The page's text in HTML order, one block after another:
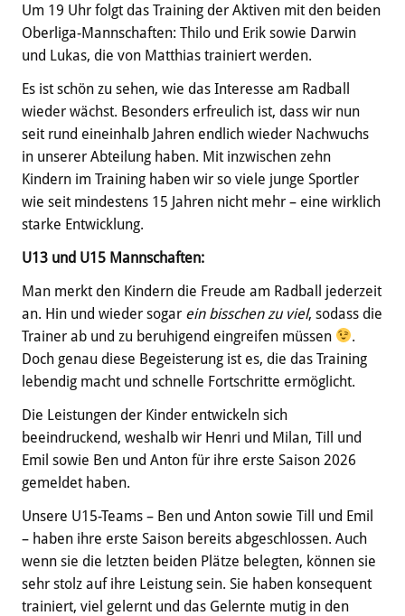
Um 19 Uhr folgt das Training der Aktiven mit den beiden
Oberliga-Mannschaften: Thilo und Erik sowie Darwin
und Lukas, die von Matthias trainiert werden.
Es ist schön zu sehen, wie das Interesse am Radball
wieder wächst. Besonders erfreulich ist, dass wir nun
seit rund eineinhalb Jahren endlich wieder Nachwuchs
in unserer Abteilung haben. Mit inzwischen zehn
Kindern im Training haben wir so viele junge Sportler
wie seit mindestens 15 Jahren nicht mehr – eine wirklich
starke Entwicklung.
U13 und U15 Mannschaften:
Man merkt den Kindern die Freude am Radball jederzeit
an. Hin und wieder sogar ein bisschen zu viel, sodass die
Trainer ab und zu beruhigend eingreifen müssen
.
Doch genau diese Begeisterung ist es, die das Training
lebendig macht und schnelle Fortschritte ermöglicht.
Die Leistungen der Kinder entwickeln sich
beeindruckend, weshalb wir Henri und Milan, Till und
Emil sowie Ben und Anton für ihre erste Saison 2026
gemeldet haben.
Unsere U15-Teams – Ben und Anton sowie Till und Emil
– haben ihre erste Saison bereits abgeschlossen. Auch
wenn sie die letzten beiden Plätze belegten, können sie
sehr stolz auf ihre Leistung sein. Sie haben konsequent
trainiert, viel gelernt und das Gelernte mutig in den